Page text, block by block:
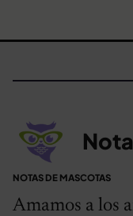
NOTAS DE MASCOTAS
Amamos a los